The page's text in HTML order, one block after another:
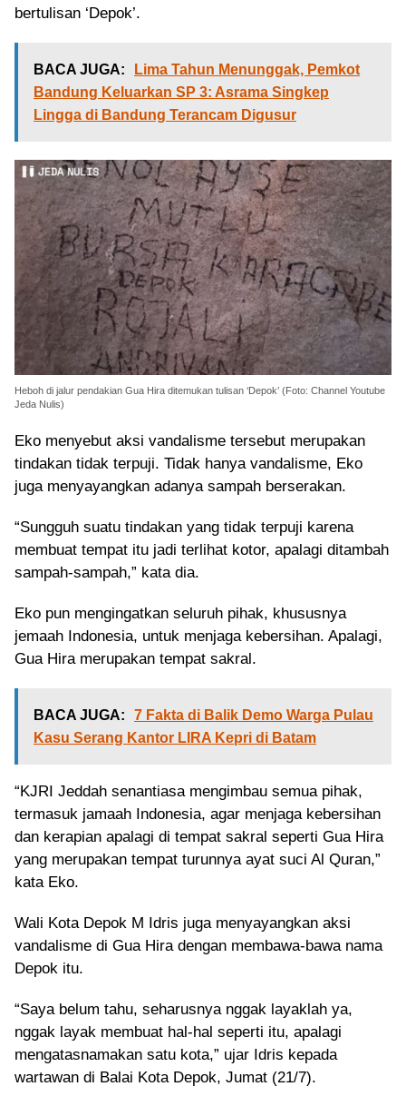
bertulisan ‘Depok’.
BACA JUGA:
Lima Tahun Menunggak, Pemkot
Bandung Keluarkan SP 3: Asrama Singkep
Lingga di Bandung Terancam Digusur
Heboh di jalur pendakian Gua Hira ditemukan tulisan ‘Depok’ (Foto: Channel Youtube
Jeda Nulis)
Eko menyebut aksi vandalisme tersebut merupakan
tindakan tidak terpuji. Tidak hanya vandalisme, Eko
juga menyayangkan adanya sampah berserakan.
“Sungguh suatu tindakan yang tidak terpuji karena
membuat tempat itu jadi terlihat kotor, apalagi ditambah
sampah-sampah,” kata dia.
Eko pun mengingatkan seluruh pihak, khususnya
jemaah Indonesia, untuk menjaga kebersihan. Apalagi,
Gua Hira merupakan tempat sakral.
BACA JUGA:
7 Fakta di Balik Demo Warga Pulau
Kasu Serang Kantor LIRA Kepri di Batam
“KJRI Jeddah senantiasa mengimbau semua pihak,
termasuk jamaah Indonesia, agar menjaga kebersihan
dan kerapian apalagi di tempat sakral seperti Gua Hira
yang merupakan tempat turunnya ayat suci Al Quran,”
kata Eko.
Wali Kota Depok M Idris juga menyayangkan aksi
vandalisme di Gua Hira dengan membawa-bawa nama
Depok itu.
“Saya belum tahu, seharusnya nggak layaklah ya,
nggak layak membuat hal-hal seperti itu, apalagi
mengatasnamakan satu kota,” ujar Idris kepada
wartawan di Balai Kota Depok, Jumat (21/7).